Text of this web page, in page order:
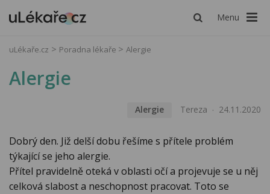
Menu
uLékaře.cz Poradna lékaře Alergie
Alergie
Alergie Tereza 24.11.2020
Dobrý den. Již delší dobu řešíme s přítele problém
týkající se jeho alergie.
Přítel pravidelně oteká v oblasti očí a projevuje se u něj
celková slabost a neschopnost pracovat. Toto se